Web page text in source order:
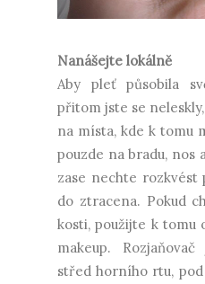
Nanášejte lokálně
Aby pleť působila
přitom jste se
na místa, kde k tomu
pouzde na bradu, nos
zase nechte rozkvést
do ztracena. Pokud
kosti, použijte k tomu
makeup.
střed horního rtu,